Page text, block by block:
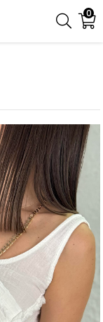
0